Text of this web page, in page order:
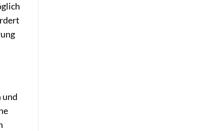
und